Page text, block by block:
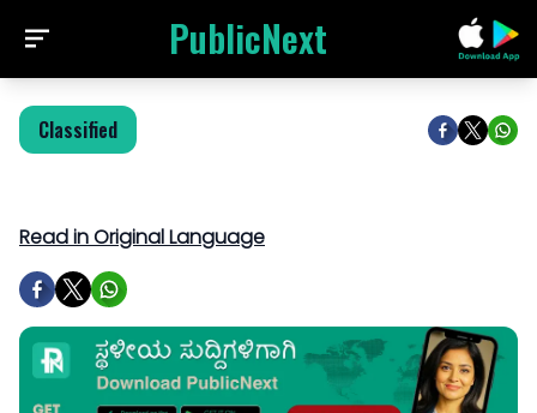
PublicNext
Classified
Read in Original Language